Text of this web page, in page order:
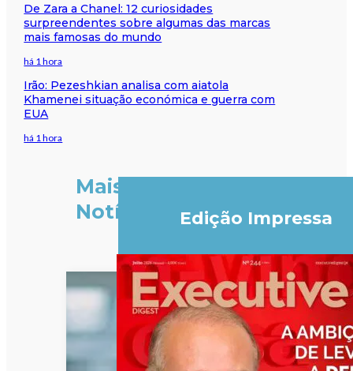
De Zara a Chanel: 12 curiosidades
surpreendentes sobre algumas das marcas
mais famosas do mundo
há 1 hora
Irão: Pezeshkian analisa com aiatola
Khamenei situação económica e guerra com
EUA
há 1 hora
Mais
Notícias
Edição Impressa